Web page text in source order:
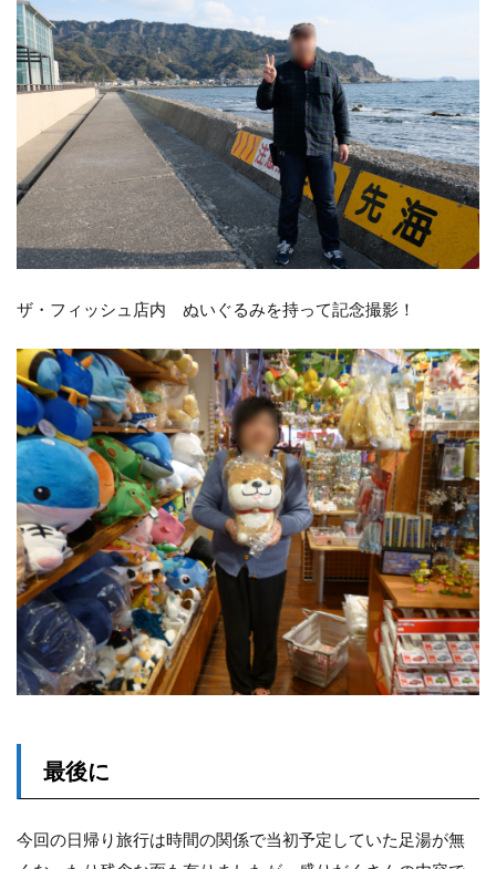
ザ・フィッシュ店内 ぬいぐるみを持って記念撮影！
最後に
今回の日帰り旅行は時間の関係で当初予定していた足湯が無